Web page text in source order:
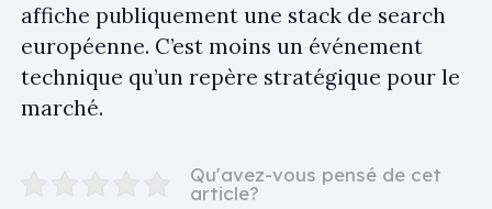
affiche publiquement une stack de search
européenne. C’est moins un événement
technique qu’un repère stratégique pour le
marché.
Qu'avez-vous pensé de cet
article?